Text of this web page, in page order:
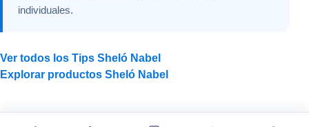
individuales.
Ver todos los Tips Sheló Nabel
Explorar productos Sheló Nabel